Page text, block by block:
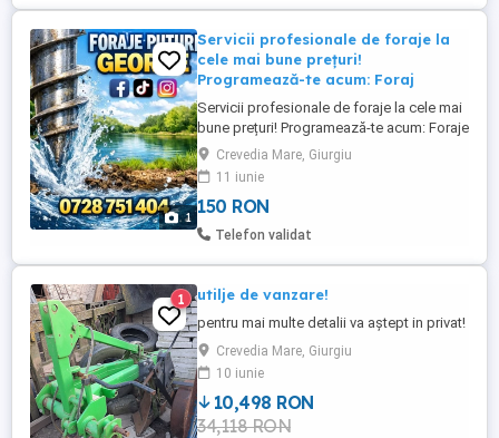
1
Servicii profesionale de foraje la
cele mai bune prețuri!
Programează-te acum: Foraj
Servicii profesionale de foraje la cele mai
bune prețuri! Programează-te acum: Foraje
puțuri apă rapid și eficient Denisipări și
adânciri puțuri Piloni de susținere & foraje
absorbante Decolmătări și construcții
cămine de puțuri Lucrăm cu echipamente
moderne și oferim garanție pentru ...
Crevedia Mare, Giurgiu
11 iunie
150 RON
Telefon validat
1 utilje de vanzare!
pentru mai multe detalii va aștept in privat!
Crevedia Mare, Giurgiu
10 iunie
10,498 RON
34,118 RON